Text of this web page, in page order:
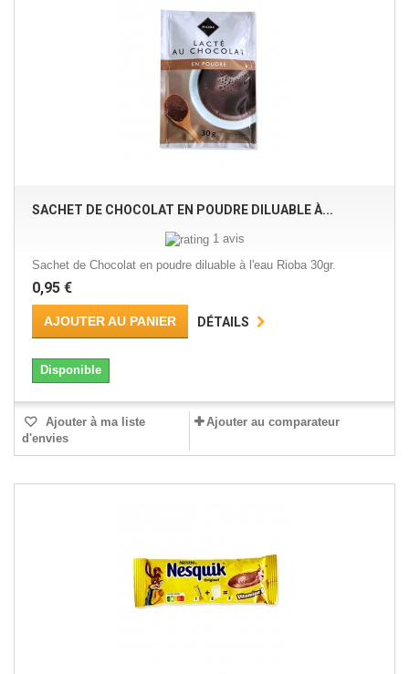
SACHET DE CHOCOLAT EN POUDRE DILUABLE À...
1 avis
Sachet de Chocolat en poudre diluable à l'eau Rioba 30gr.
0,95 €
AJOUTER AU PANIER DÉTAILS
Disponible
Ajouter à ma liste
d'envies
Ajouter au comparateur